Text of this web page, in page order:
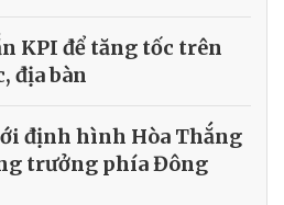
KPI để tăng tốc trên
địa bàn
định hình Hòa Thắng
trưởng phía Đông